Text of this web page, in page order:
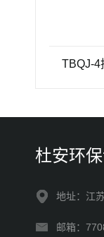
TBQJ-4推流曝
杜安环
地址：江
邮箱：